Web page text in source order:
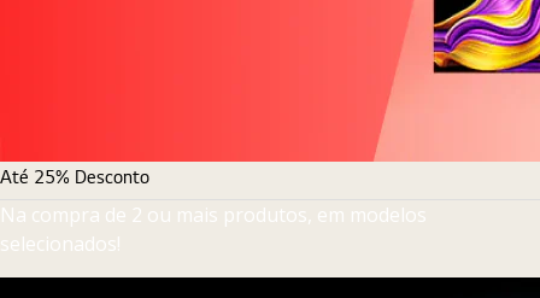
Até 25% Desconto
Na compra de 2 ou mais produtos, em modelos
selecionados!